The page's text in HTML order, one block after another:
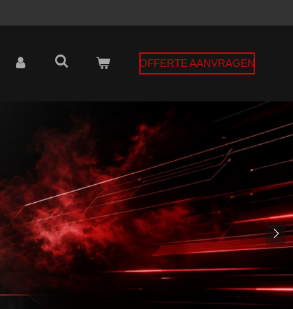
OFFERTE AANVRAGEN